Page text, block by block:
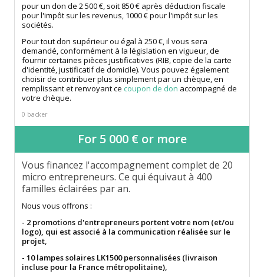
pour un don de 2 500 €, soit 850 € après déduction fiscale
pour l'impôt sur les revenus, 1000 € pour l'impôt sur les
sociétés.
Pour tout don supérieur ou égal à 250 €, il vous sera
demandé, conformément à la législation en vigueur, de
fournir certaines pièces justificatives (RIB, copie de la carte
d'identité, justificatif de domicile). Vous pouvez également
choisir de contribuer plus simplement par un chèque, en
remplissant et renvoyant ce coupon de don accompagné de
votre chèque.
0 backer
For 5 000 € or more
Vous financez l'accompagnement complet de 20
micro entrepreneurs. Ce qui équivaut à 400
familles éclairées par an.
Nous vous offrons :
- 2 promotions d'entrepreneurs portent votre nom (et/ou
logo), qui est associé à la communication réalisée sur le
projet,
- 10 lampes solaires LK1500 personnalisées (livraison
incluse pour la France métropolitaine),